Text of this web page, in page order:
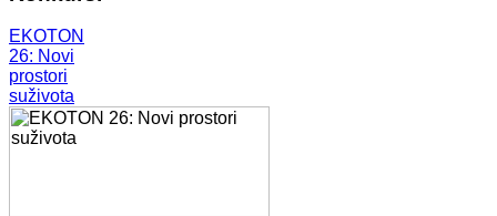
EKOTON
26: Novi
prostori
suživota